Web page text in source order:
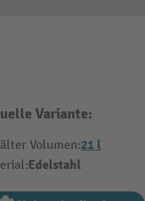
Variante:
Volumen:21 l
Edelstahl